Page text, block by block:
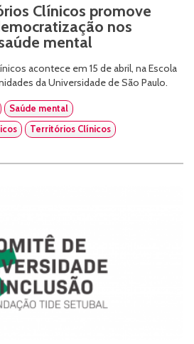
Clínicos promove
nos
mental
acontece em 15 de abril, na Escola
da Universidade de São Paulo.
Saúde mental
Territórios Clínicos